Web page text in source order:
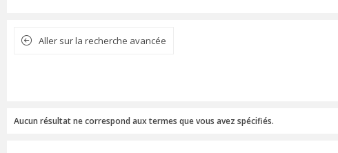
Aller sur la recherche avancée
Aucun résultat ne correspond aux termes que vous avez spécifiés.